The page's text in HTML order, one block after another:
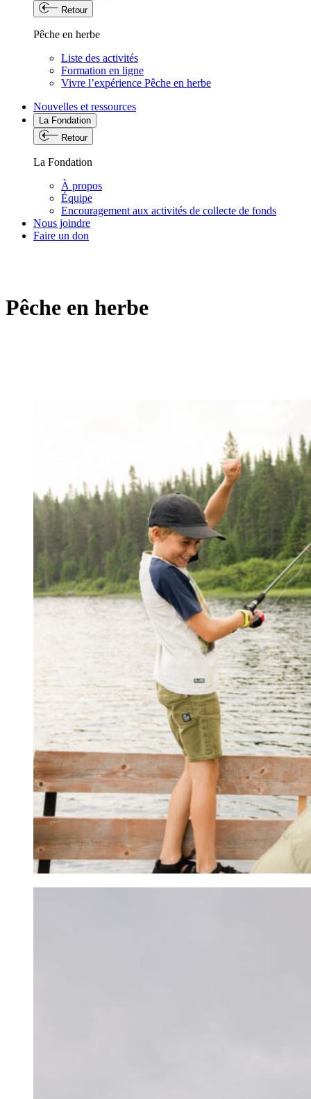
Retour
Pêche en herbe
Liste des activités
Formation en ligne
Vivre l’expérience Pêche en herbe
Nouvelles et ressources
La Fondation
Retour
La Fondation
À propos
Équipe
Encouragement aux activités de collecte de fonds
Nous joindre
Faire un don
Pêche en herbe